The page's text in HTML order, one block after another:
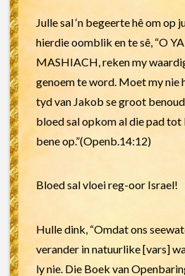
Julle sal ‘n begeerte hê om op
hierdie oomblik en te sê, “O
MASHIACH, reken my
genoem te word. Moet my nie
tyd van Jakob se groot
bloed sal opkom al die pad tot
bene op.”(Openb.14:12)
Bloed sal vloei reg-oor Israel!
Hulle dink, “Omdat ons
verander in natuurlike [vars]
ly nie. Die Boek van